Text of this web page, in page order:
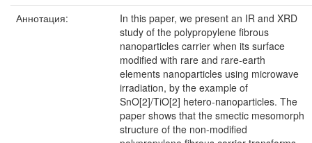
Аннотация:
In this paper, we present an IR and XRD
study of the polypropylene fibrous
nanoparticles carrier when its surface
modified with rare and rare-earth
elements nanoparticles using microwave
irradiation, by the example of
SnO[2]/TiO[2] hetero-nanoparticles. The
paper shows that the smectic mesomorph
structure of the non-modified